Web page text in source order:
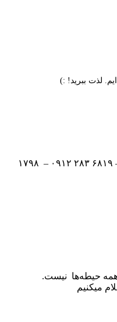
لذت ببرید! :)
۹۹۰۵ ۹۵۳ ۰۹۱۲ – ۹۹۰۶ ۹۵۳ ۰۹۱۲ – ۶۸۱۹ ۲۸۳ ۰۹۱۲ – ۱۷۹۸
حیطه‌ها نیست.
میکنیم